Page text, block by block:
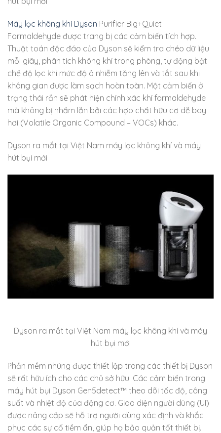
Máy lọc không khí Dyson Purifier Big+Quiet
Formaldehyde được trang bị các cảm biến tích hợp.
Thuật toán độc đáo của Dyson sẽ kiểm tra chéo dữ liệu
mỗi giây, phân tích không khí trong phòng, tự động bật
chế độ lọc khi mức độ ô nhiễm tăng lên và tắt sau khi
không gian được làm sạch hoàn toàn. Một cảm biến ở
trạng thái rắn sẽ phát hiện chính xác khí formaldehyde
mà không bị nhầm lẫn bởi các hợp chất hữu cơ dễ bay
hơi (Volatile Organic Compound – VOCs) khác.
Dyson ra mắt tại Việt Nam máy lọc không khí và máy
hút bụi mới
Dyson ra mắt tại Việt Nam máy lọc không khí và máy
hút bụi mới
Phần mềm nhúng được thiết lập trong các thiết bị Dyson
sẽ rất hữu ích cho các chủ sở hữu. Các cảm biến trong
máy hút bụi Dyson Gen5detect™ theo dõi tốc độ, công
suất và nhiệt độ của động cơ. Giao diện người dùng (UI)
được nâng cấp sẽ hỗ trợ người dùng xác định và khắc
phục các sự cố tiềm ẩn, giúp họ bảo quản tốt thiết bị.